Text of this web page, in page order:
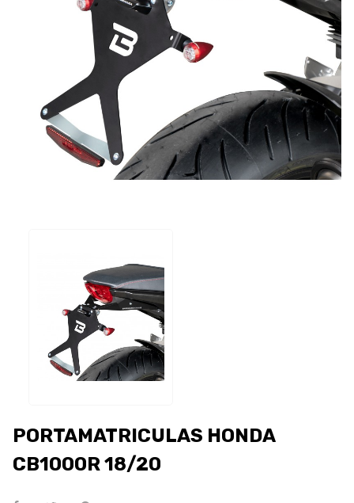
PORTAMATRICULAS HONDA
CB1000R 18/20